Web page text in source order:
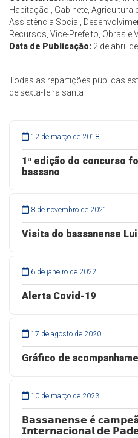
Habitação , Gabinete, Agricultura
Assistência Social,
Recursos, Vice-Prefeito, Obras e
Data de Publicação: 2 de abril
Todas as repartições públicas
de sexta-feira santa
12 de março de 2018
1ª edição do concurso
bassano
8 de novembro de 2021
Visita do bassanense
6 de janeiro de 2022
Alerta Covid-19
17 de agosto de 2020
Gráfico de
10 de março de 2023
𝗕𝗮𝘀𝘀𝗮𝗻𝗲𝗻𝘀𝗲 é 𝗰𝗮𝗺𝗽𝗲ã
𝗜𝗻𝘁𝗲𝗿𝗻𝗮𝗰𝗶𝗼𝗻𝗮𝗹 𝗱𝗲